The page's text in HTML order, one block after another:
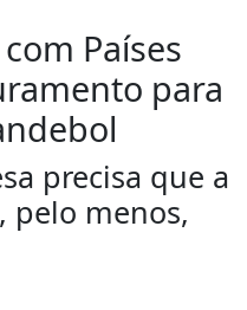
Países
para
precisa que a
pelo menos,